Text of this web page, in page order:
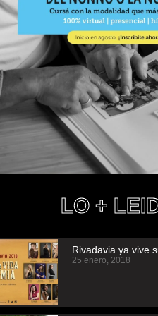
LO +
Rivadavia ya vive
25 enero, 2018